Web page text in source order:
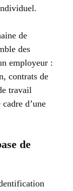
de
des
employeur :
contrats de
travail
d’une
de